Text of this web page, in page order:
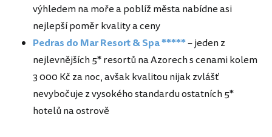
výhledem na moře a poblíž města nabídne asi
nejlepší poměr kvality a ceny
Pedras do Mar Resort & Spa *****– jeden z
nejlevnějších 5* resortů na Azorech s cenami kolem
3 000 Kč za noc, avšak kvalitou nijak zvlášť
nevybočuje z vysokého standardu ostatních 5*
hotelů na ostrově